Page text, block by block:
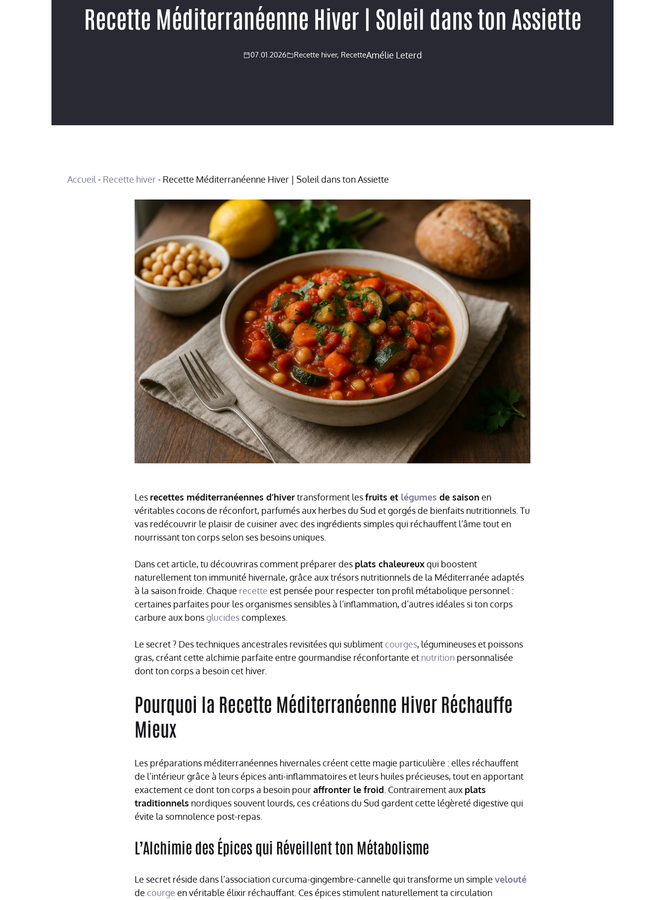
Recette Méditerranéenne Hiver | Soleil dans ton Assiette
07.01.2026 Recette hiver, RecetteAmélie Leterd
Accueil - Recette hiver- Recette Méditerranéenne Hiver | Soleil dans ton Assiette
Les recettes méditerranéennes d’hivertransforment lesfruits et légumes de saison en
véritables cocons de réconfort, parfumés aux herbes du Sud et gorgés de bienfaits nutritionnels. Tu
vas redécouvrir le plaisir de cuisiner avec des ingrédients simples qui réchauffent l’âme tout en
nourrissant ton corps selon ses besoins uniques.
Dans cet article, tu découvriras comment préparer des plats chaleureuxqui boostent
naturellement ton immunité hivernale, grâce aux trésors nutritionnels de la Méditerranée adaptés
à la saison froide. Chaque recette est pensée pour respecter ton profil métabolique personnel :
certaines parfaites pour les organismes sensibles à l’inflammation, d’autres idéales si ton corps
carbure aux bonsglucidescomplexes.
Le secret ? Des techniques ancestrales revisitées qui subliment courges, légumineuses et poissons
gras, créant cette alchimie parfaite entre gourmandise réconfortante et nutrition personnalisée
dont ton corps a besoin cet hiver.
Pourquoi la Recette Méditerranéenne Hiver Réchauffe
Mieux
Les préparations méditerranéennes hivernales créent cette magie particulière : elles réchauffent
de l’intérieur grâce à leurs épices anti-inflammatoires et leurs huiles précieuses, tout en apportant
exactement ce dont ton corps a besoin pouraffronter le froid . Contrairement aux plats
traditionnels nordiques souvent lourds, ces créations du Sud gardent cette légèreté digestive qui
évite la somnolence post-repas.
L’Alchimie des Épices qui Réveillent ton Métabolisme
Le secret réside dans l’association curcuma-gingembre-cannelle qui transforme un simple velouté
de courge en véritable élixir réchauffant. Ces épices stimulent naturellement ta circulation